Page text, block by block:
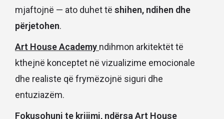
mjaftojnë — ato duhet të shihen, ndihen dhe
përjetohen.
Art House Academy ndihmon arkitektët të
kthejnë konceptet në vizualizime emocionale
dhe realiste që frymëzojnë siguri dhe
entuziazëm.
Fokusohuni te krijimi, ndërsa Art House